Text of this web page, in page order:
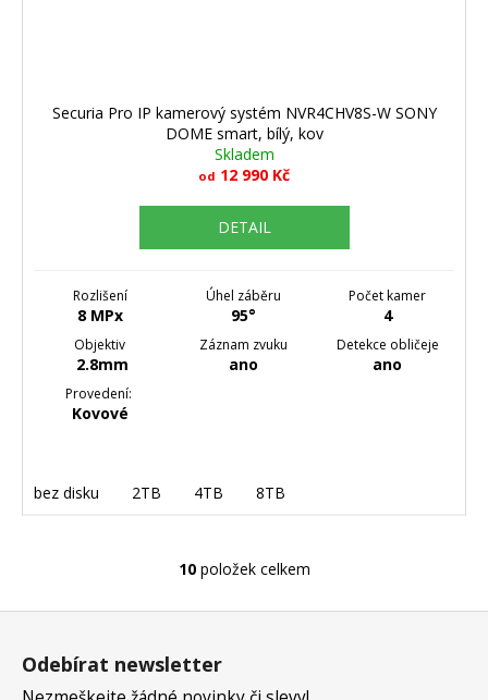
Securia Pro IP kamerový systém NVR4CHV8S-W SONY
DOME smart, bílý, kov
Skladem
od 12 990 Kč
DETAIL
Rozlišení
8 MPx
Úhel záběru
95°
Počet kamer
4
Objektiv
2.8mm
Záznam zvuku
ano
Detekce obličeje
ano
Provedení:
Kovové
bez disku 2TB 4TB 8TB
O
10položek celkem
Odebírat newsletter